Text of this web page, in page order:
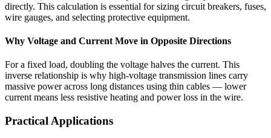
directly. This calculation is essential for sizing circuit breakers, fuses,
wire gauges, and selecting protective equipment.
Why Voltage and Current Move in Opposite Directions
For a fixed load, doubling the voltage halves the current. This
inverse relationship is why high-voltage transmission lines carry
massive power across long distances using thin cables — lower
current means less resistive heating and power loss in the wire.
Practical Applications